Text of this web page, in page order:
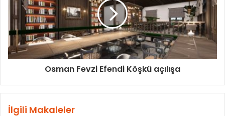
Osman Fevzi Efendi Köşkü açılışa
İlgili Makaleler